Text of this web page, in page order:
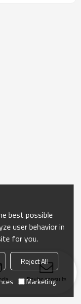
Enviar consulta
best possible
user behavior in
for you.
Reject All
Marketing